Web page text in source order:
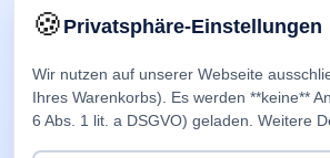
🍪Privatsphäre-Einstellungen
Wir nutzen auf unserer Webseite
Ihres Warenkorbs). Es werden **keine**
6 Abs. 1 lit. a DSGVO) geladen. Weitere